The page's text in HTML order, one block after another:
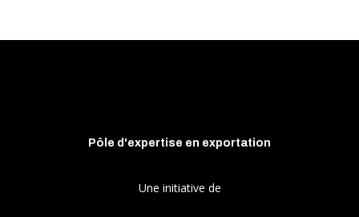
Pôle d'expertise en exportation
Une initiative de